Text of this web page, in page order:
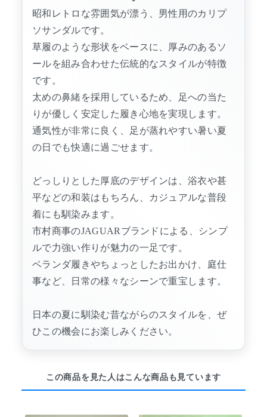
昭和レトロな雰囲気が漂う、男性用のカリプ
ソサンダルです。
草履のような形状をベースに、厚みのあるソ
ールを組み合わせた伝統的なスタイルが特徴
です。
太めの鼻緒を採用しているため、足への当た
りが優しく安定した履き心地を実現します。
通気性が非常に良く、足が蒸れやすい暑い夏
の日でも快適に過ごせます。
どっしりとした厚底のデザインは、浴衣や甚
平などの和装はもちろん、カジュアルな普段
着にも馴染みます。
市村商事のJAGUARブランドによる、シンプ
ルで力強い作りが魅力の一足です。
ベランダ履きやちょっとしたお出かけ、庭仕
事など、日常の様々なシーンで重宝します。
日本の夏に馴染む昔ながらのスタイルを、ぜ
ひこの機会にお楽しみください。
この商品を見た人はこんな商品も見ています